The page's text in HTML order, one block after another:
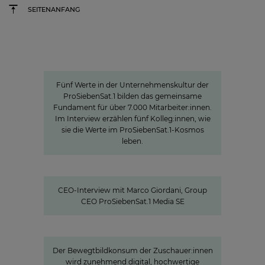
SEITENANFANG
Fünf Werte in der Unternehmenskultur der
ProSiebenSat.1 bilden das gemeinsame
Fundament für über 7.000 Mitarbeiter:innen.
Im Interview erzählen fünf Kolleg:innen, wie
sie die Werte im ProSiebenSat.1-Kosmos
leben.
CEO-Interview mit Marco Giordani, Group
CEO ProSiebenSat.1 Media SE
Der Bewegtbildkonsum der Zuschauer:innen
wird zunehmend digital, hochwertige